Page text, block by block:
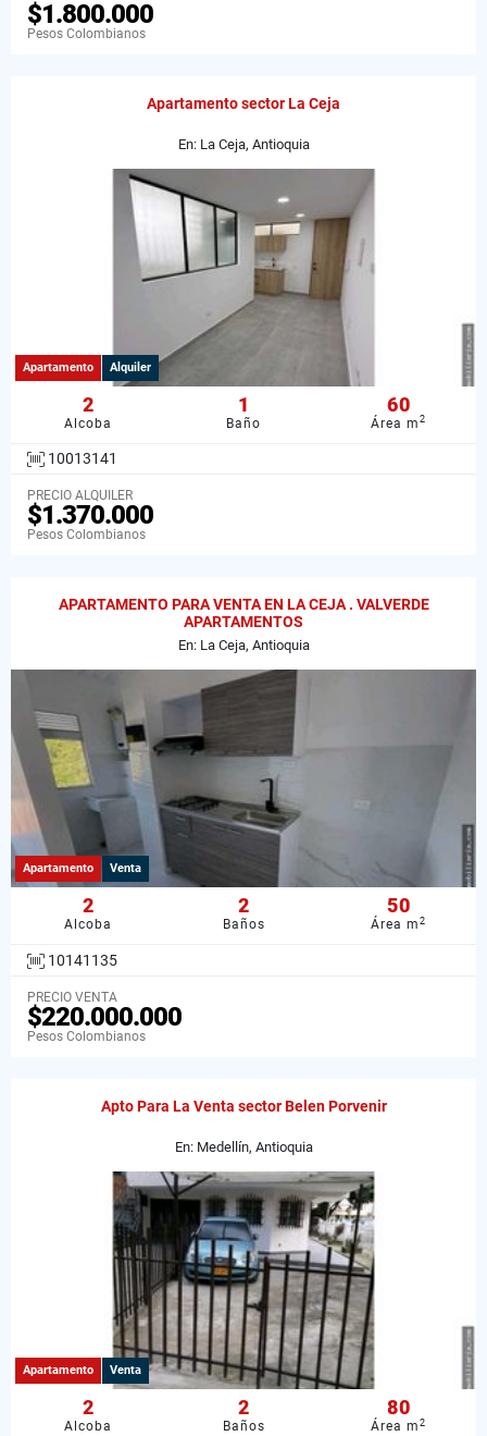
$1.800.000
Pesos Colombianos
Apartamento sector La Ceja
En: La Ceja, Antioquia
Apartamento Alquiler
2
Alcoba
1
Baño
60
Área m2
10013141
PRECIO ALQUILER
$1.370.000
Pesos Colombianos
APARTAMENTO PARA VENTA EN LA CEJA . VALVERDE
APARTAMENTOS
En: La Ceja, Antioquia
Apartamento Venta
2
Alcoba
2
Baños
50
Área m2
10141135
PRECIO VENTA
$220.000.000
Pesos Colombianos
Apto Para La Venta sector Belen Porvenir
En: Medellín, Antioquia
Apartamento Venta
2
Alcoba
2
Baños
80
Área m2